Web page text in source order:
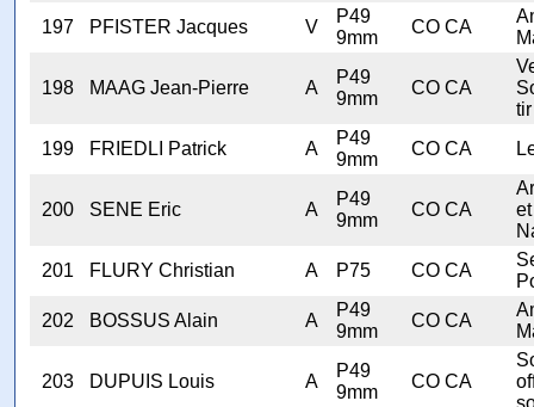
197
PFISTER Jacques V
P49
9mm
CO CA
198 MAAG Jean-Pierre A
P49
9mm
CO CA
tir
199
FRIEDLI Patrick A
P49
9mm
CO CA
200 SENE Eric A
P49
9mm
CO CA
et
201
FLURY Christian A P75 CO CA
202
BOSSUS Alain A
P49
9mm
CO CA
203 DUPUIS Louis A
P49
9mm
CO CA